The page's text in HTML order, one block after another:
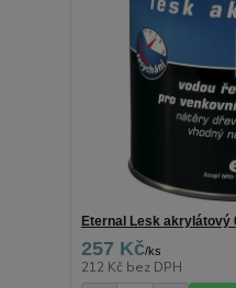
Eternal Lesk akrylátový
257 Kč/ks
212 Kč bez DPH